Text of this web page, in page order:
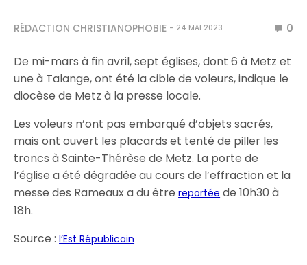
RÉDACTION CHRISTIANOPHOBIE 24 MAI 2023 0
De mi-mars à fin avril, sept églises, dont 6 à Metz et
une à Talange, ont été la cible de voleurs, indique le
diocèse de Metz à la presse locale.
Les voleurs n’ont pas embarqué d’objets sacrés,
mais ont ouvert les placards et tenté de piller les
troncs à Sainte-Thérèse de Metz. La porte de
l’église a été dégradée au cours de l’effraction et la
messe des Rameaux a du êtrereportée de 10h30 à
18h.
Source :l’Est Républicain